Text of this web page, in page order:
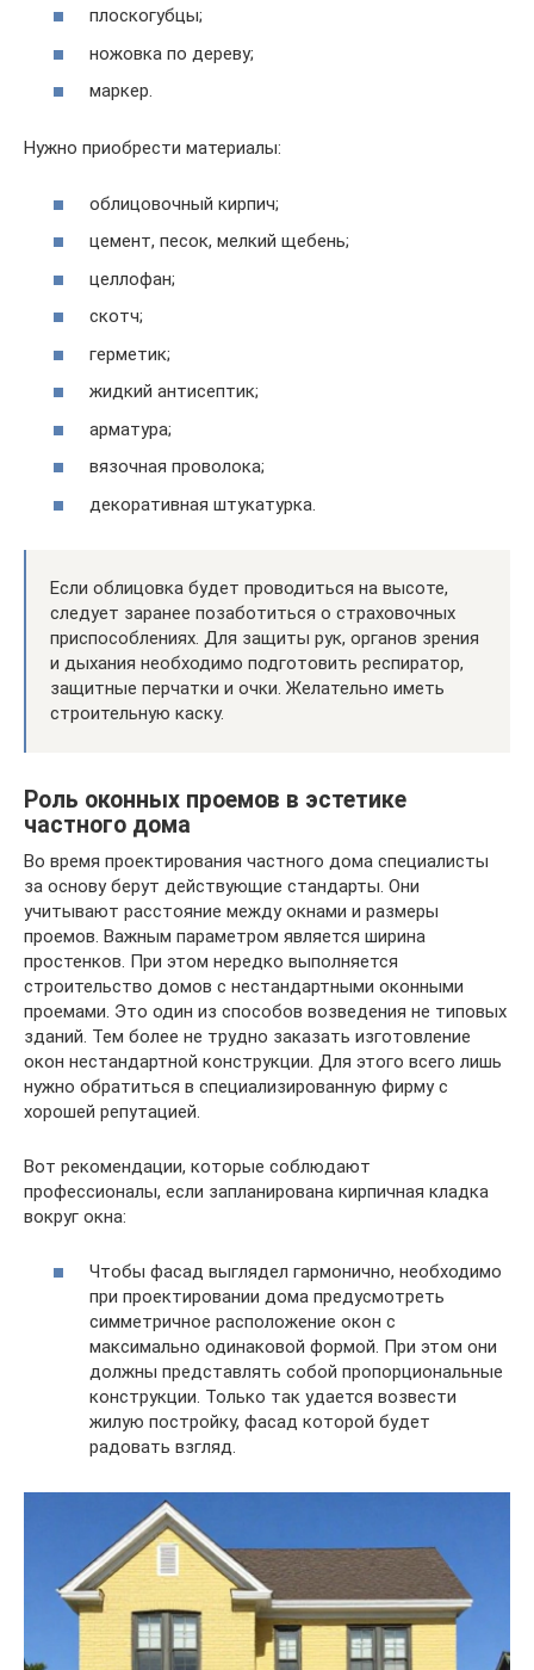
плоскогубцы;
ножовка по дереву;
маркер.
Нужно приобрести материалы:
облицовочный кирпич;
цемент, песок, мелкий щебень;
целлофан;
скотч;
герметик;
жидкий антисептик;
арматура;
вязочная проволока;
декоративная штукатурка.
Если облицовка будет проводиться на высоте,
следует заранее позаботиться о страховочных
приспособлениях. Для защиты рук, органов зрения
и дыхания необходимо подготовить респиратор,
защитные перчатки и очки. Желательно иметь
строительную каску.
Роль оконных проемов в эстетике
частного дома
Во время проектирования частного дома специалисты
за основу берут действующие стандарты. Они
учитывают расстояние между окнами и размеры
проемов. Важным параметром является ширина
простенков. При этом нередко выполняется
строительство домов с нестандартными оконными
проемами. Это один из способов возведения не типовых
зданий. Тем более не трудно заказать изготовление
окон нестандартной конструкции. Для этого всего лишь
нужно обратиться в специализированную фирму с
хорошей репутацией.
Вот рекомендации, которые соблюдают
профессионалы, если запланирована кирпичная кладка
вокруг окна:
Чтобы фасад выглядел гармонично, необходимо
при проектировании дома предусмотреть
симметричное расположение окон с
максимально одинаковой формой. При этом они
должны представлять собой пропорциональные
конструкции. Только так удается возвести
жилую постройку, фасад которой будет
радовать взгляд.